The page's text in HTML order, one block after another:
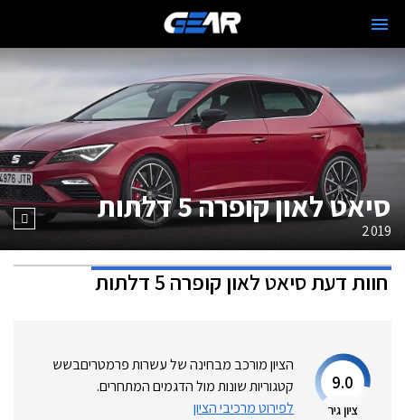
סיאט לאון קופרה 5 דלתות
2019
חוות דעתסיאט לאון קופרה 5 דלתות
9.0
ציון גיר
הציון מורכב מבחינה של עשרות פרמטריםבשש
קטגוריות שונות מול הדגמים המתחרים.
לפירוט מרכיבי הציון